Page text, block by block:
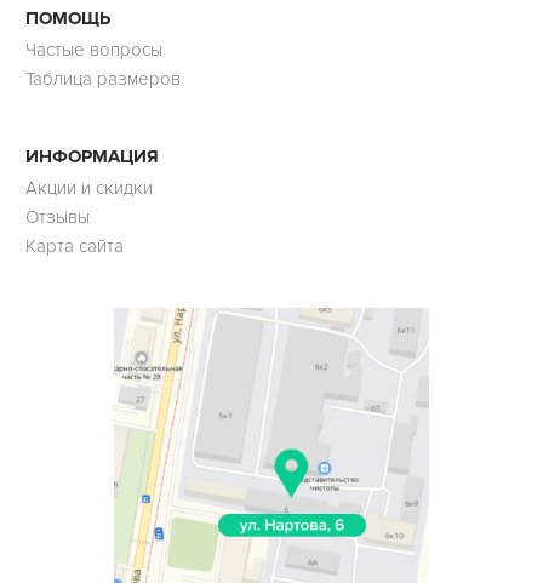
ПОМОЩЬ
Частые вопросы
Таблица размеров
ИНФОРМАЦИЯ
Акции и скидки
Отзывы
Карта сайта